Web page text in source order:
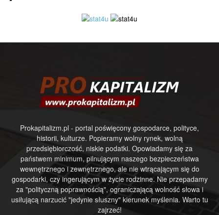
Prokapitalizm.pl - portal poświęcony gospodarce, polityce,
historii, kulturze. Popieramy wolny rynek, wolną
przedsiębiorczość, niskie podatki. Opowiadamy się za
państwem minimum, pilnującym naszego bezpieczeństwa
wewnętrznego i zewnętrznego, ale nie wtrącającym się do
gospodarki, czy ingerującym w życie rodzinne. Nie przepadamy
za "polityczną poprawnością", ograniczającą wolność słowa i
usiłującą narzucić "jedynie słuszny" kierunek myślenia. Warto tu
zajrzeć!